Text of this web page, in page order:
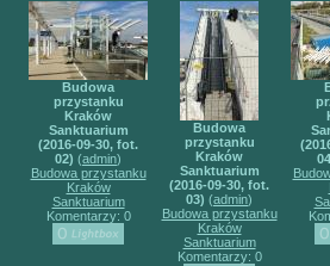
Budowa
przystanku
Kraków
Sanktuarium
(2016-09-30, fot.
02) (admin)
Budowa przystanku
Kraków
Sanktuarium
Komentarzy: 0
Budowa
przystanku
Kraków
Sanktuarium
(2016-09-30, fot.
03) (admin)
Budowa przystanku
Kraków
Sanktuarium
Komentarzy: 0